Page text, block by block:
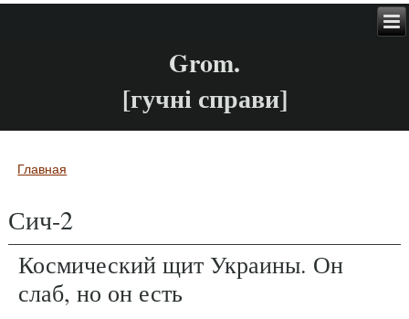
Grom.
[гучні справи]
Вы здесь
Главная
Сич-2
Космический щит Украины. Он
слаб, но он есть